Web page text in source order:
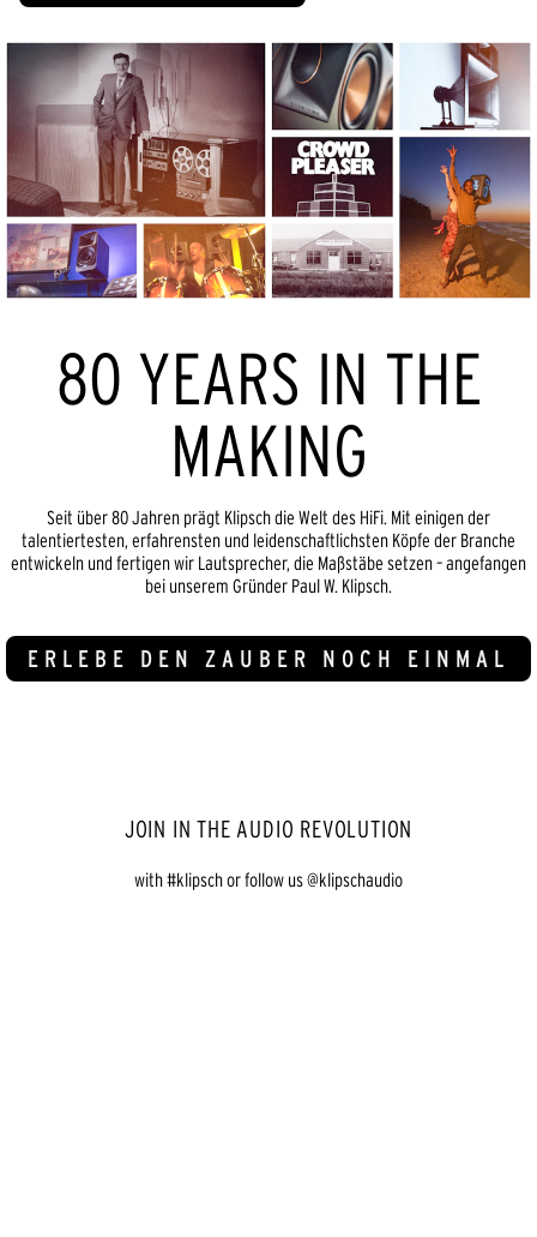
80 YEARS IN THE
MAKING
Seit über 80 Jahren prägt Klipsch die Welt des HiFi. Mit einigen der
talentiertesten, erfahrensten und leidenschaftlichsten Köpfe der Branche
entwickeln und fertigen wir Lautsprecher, die Maßstäbe setzen – angefangen
bei unserem Gründer Paul W. Klipsch.
ERLEBE DEN ZAUBER NOCH EINMAL
JOIN IN THE AUDIO REVOLUTION
with #klipsch or follow us @klipschaudio